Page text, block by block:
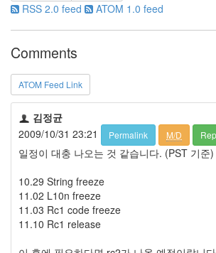
RSS 2.0 feed ATOM 1.0 feed
Comments
ATOM Feed Link
김정균
2009/10/31 23:21
Permalink M/D
일정이 대충 나오는 것 같습니다. (PST 기준)
10.29 String freeze
11.02 L10n freeze
11.03 Rc1 code freeze
11.10 Rc1 release